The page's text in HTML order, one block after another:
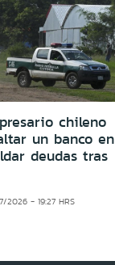
chileno
un banco en
deudas tras
2026 - 19:27 HRS